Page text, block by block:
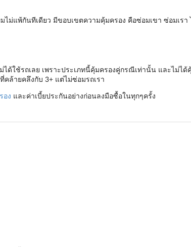
ม่แพ้กันทีเดียว มีขอบเขตความคุ้มครอง คือซ่อมเขา ซ่อมเร
ใช้รถเลย เพราะประเภทนี้คุ้มครองคู่กรณีเท่านั้น และไม่ไ
ล้ายคลึงกับ 3+ แต่ไม่ซ่อมรถเรา
อง และค่าเบี้ยประกันอย่างก่อนลงมือซื้อในทุกๆครั้ง